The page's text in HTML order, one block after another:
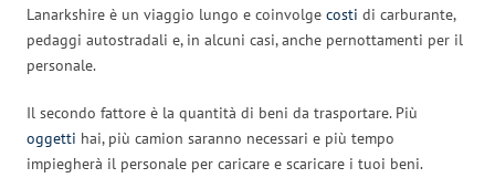
Lanarkshire è un viaggio lungo e coinvolge costi di carburante,
pedaggi autostradali e, in alcuni casi, anche pernottamenti per il
personale.
Il secondo fattore è la quantità di beni da trasportare. Più
oggetti hai, più camion saranno necessari e più tempo
impiegherà il personale per caricare e scaricare i tuoi beni.